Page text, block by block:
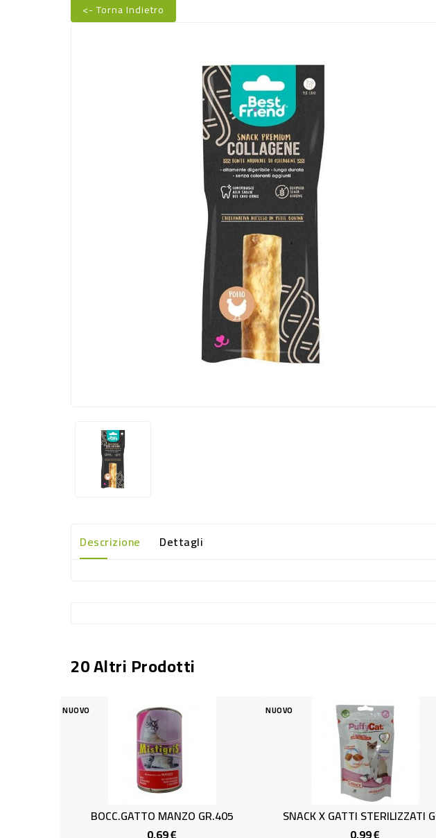
<- Torna Indietro
Descrizione Dettagli
20 Altri Prodotti
BOCC.GATTO MANZO GR.405
Prezzo
SNACK X GATTI STERILIZZATI G60
Prezzo